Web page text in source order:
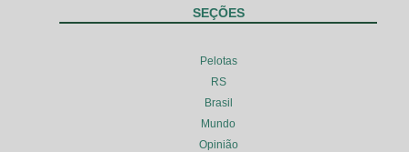
SEÇÕES
Pelotas
RS
Brasil
Mundo
Opinião